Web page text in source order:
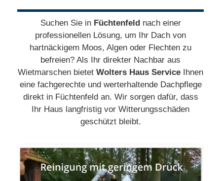
Suchen Sie in Füchtenfeldnach einer
professionellen Lösung, um Ihr Dach von
hartnäckigem Moos, Algen oder Flechten zu
befreien? Als Ihr direkter Nachbar aus
Wietmarschen bietet Wolters Haus Service Ihnen
eine fachgerechte und werterhaltende Dachpflege
direkt in Füchtenfeld an. Wir sorgen dafür, dass
Ihr Haus langfristig vor Witterungsschäden
geschützt bleibt.